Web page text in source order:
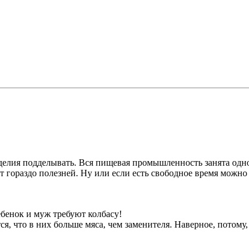
подделывать. Вся пищевая промышленность занята
гораздо полезней. Ну или если есть свободное время
и муж требуют колбасу!
в них больше мяса, чем заменителя. Наверное,